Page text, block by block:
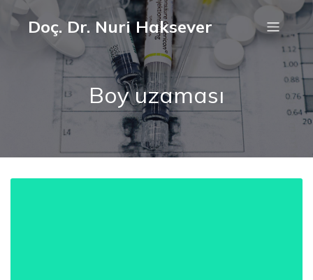
Doç. Dr. Nuri Haksever
Boy uzaması